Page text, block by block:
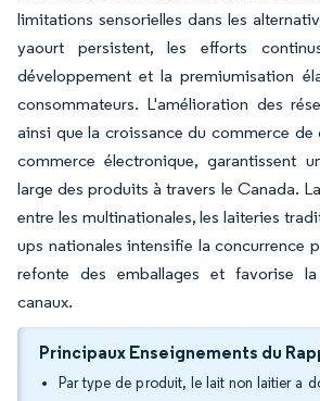
limitations sensorielles dans les
yaourt persistent, les efforts
développement et la premiumisation
consommateurs. L'amélioration des
ainsi que la croissance du commerce
commerce électronique, garantissent
large des produits à travers le Canada.
entre les multinationales, les laiteries
ups nationales intensifie la concurrence
refonte des emballages et favorise
canaux.
Principaux Enseignements du
Par type de produit, le lait non laitier a